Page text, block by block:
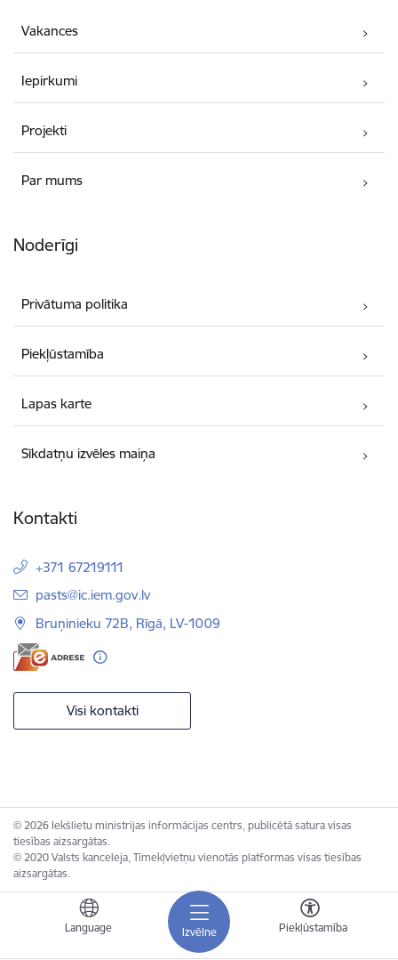
Izvēlne
Language Piekļūstamība
Vakances
Iepirkumi
Projekti
Par mums
Noderīgi
Privātuma politika
Piekļūstamība
Lapas karte
Sīkdatņu izvēles maiņa
Kontakti
+371 67219111
E-pasts:
pasts@ic.iem.gov.lv
Bruņinieku 72B, Rīgā, LV-1009
Visi kontakti
© 2026 Iekšlietu ministrijas informācijas centrs, publicētā satura visas
tiesības aizsargātas.
© 2020 Valsts kanceleja, Tīmekļvietņu vienotās platformas visas tiesības
aizsargātas.